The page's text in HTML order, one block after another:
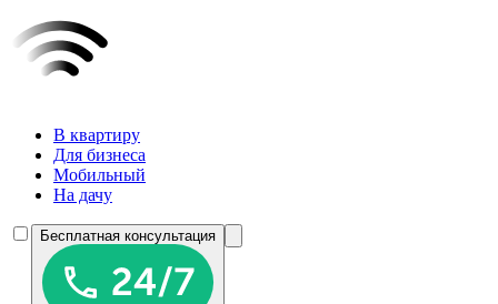
В квартиру
Для бизнеса
Мобильный
На дачу
Бесплатная консультация